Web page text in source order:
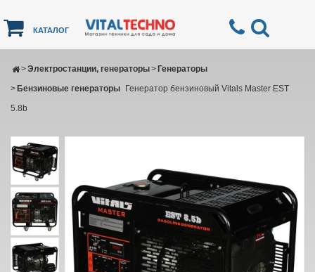
КАТАЛОГ
Электростанции, генераторы
> Генераторы
>
Бензиновые генераторы
>
Генератор бензиновый Vitals Master EST
5.8b